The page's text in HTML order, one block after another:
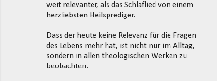
weit relevanter, als das Schlaflied von einem
herzliebsten Heilsprediger.
Dass der heute keine Relevanz für die Fragen
des Lebens mehr hat, ist nicht nur im Alltag,
sondern in allen theologischen Werken zu
beobachten.